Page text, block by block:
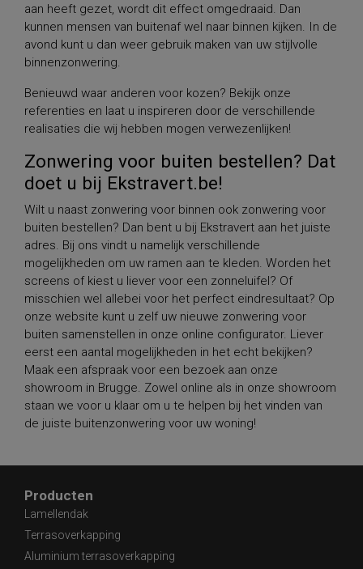
aan heeft gezet, wordt dit effect omgedraaid. Dan
kunnen mensen van buitenaf wel naar binnen kijken. In de
avond kunt u dan weer gebruik maken van uw stijlvolle
binnenzonwering.
Benieuwd waar anderen voor kozen? Bekijk onze
referenties en laat u inspireren door de verschillende
realisaties die wij hebben mogen verwezenlijken!
Zonwering voor buiten bestellen? Dat
doet u bij Ekstravert.be!
Wilt u naast zonwering voor binnen ook zonwering voor
buiten bestellen? Dan bent u bij Ekstravert aan het juiste
adres. Bij ons vindt u namelijk verschillende
mogelijkheden om uw ramen aan te kleden. Worden het
screens of kiest u liever voor een zonneluifel? Of
misschien wel allebei voor het perfect eindresultaat? Op
onze website kunt u zelf uw nieuwe zonwering voor
buiten samenstellen in onze online configurator. Liever
eerst een aantal mogelijkheden in het echt bekijken?
Maak een afspraak voor een bezoek aan onze
showroom in Brugge. Zowel online als in onze showroom
staan we voor u klaar om u te helpen bij het vinden van
de juiste buitenzonwering voor uw woning!
Producten
Lamellendak
Terrasoverkapping
Aluminium terrasoverkapping